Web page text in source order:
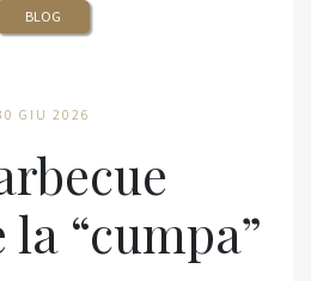
BLOG
GIU 2026
la “cumpa”